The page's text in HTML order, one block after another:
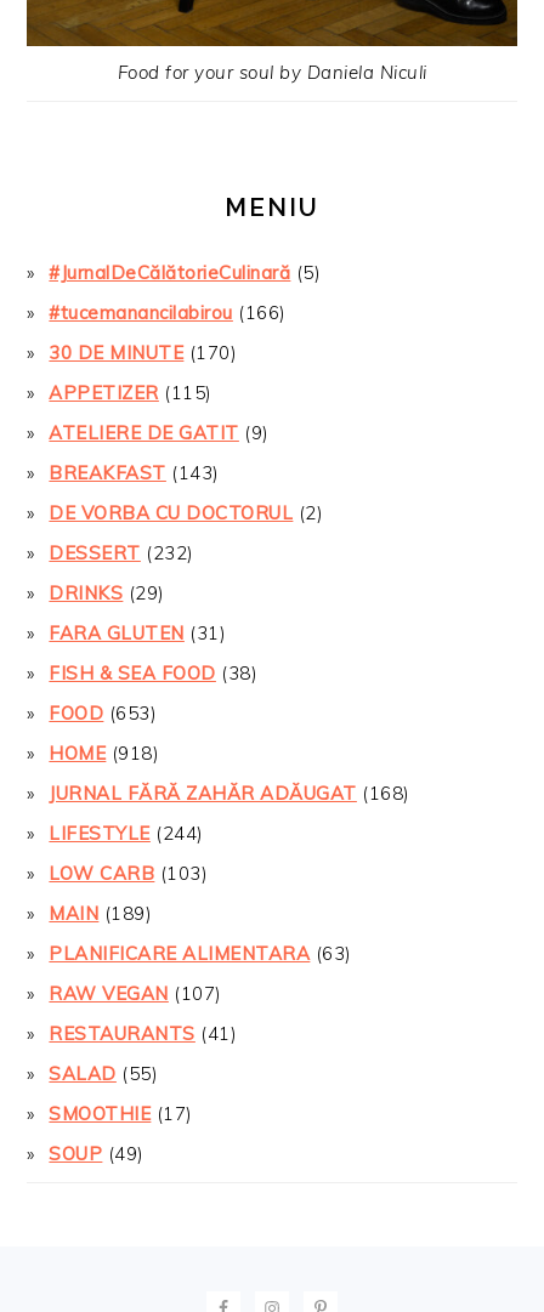
Food for your soul by Daniela Niculi
MENIU
#JurnalDeCălătorieCulinară (5)
#tucemanancilabirou (166)
30 DE MINUTE(170)
APPETIZER(115)
ATELIERE DE GATIT (9)
BREAKFAST (143)
DE VORBA CU DOCTORUL (2)
DESSERT (232)
DRINKS (29)
FARA GLUTEN (31)
FISH & SEA FOOD (38)
FOOD (653)
HOME(918)
JURNAL FĂRĂ ZAHĂR ADĂUGAT (168)
LIFESTYLE(244)
LOW CARB (103)
MAIN (189)
PLANIFICARE ALIMENTARA(63)
RAW VEGAN (107)
RESTAURANTS (41)
SALAD (55)
SMOOTHIE(17)
SOUP (49)